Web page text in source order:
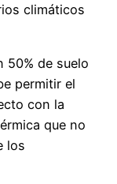
climáticos
50% de suelo
permitir el
con la
que no
los